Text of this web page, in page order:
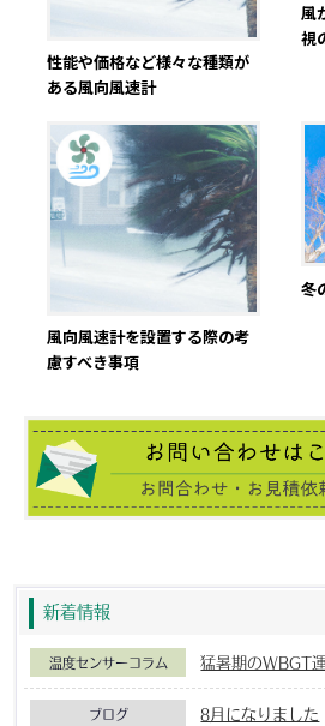
性能や価格など様々な種類が
ある風向風速計
風
視
風向風速計を設置する際の考
慮すべき事項
冬
新着情報
温度センサーコラム 猛暑期のWBGT
ブログ 8月になりました